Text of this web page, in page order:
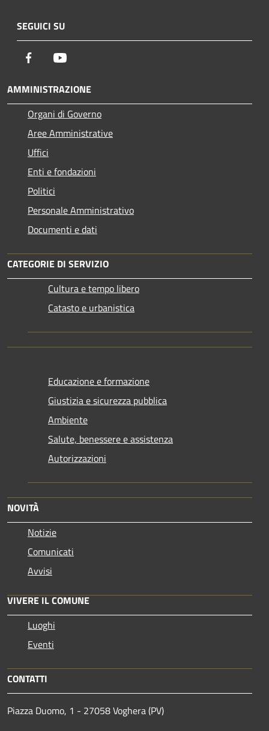
SEGUICI SU
Facebook
AMMINISTRAZIONE
Organi di Governo
Aree Amministrative
Uffici
Enti e fondazioni
Politici
Personale Amministrativo
Documenti e dati
CATEGORIE DI SERVIZIO
Cultura e tempo libero
Catasto e urbanistica
Educazione e formazione
Giustizia e sicurezza pubblica
Ambiente
Salute, benessere e assistenza
Autorizzazioni
NOVITÀ
Notizie
Comunicati
Avvisi
VIVERE IL COMUNE
Luoghi
Eventi
CONTATTI
Piazza Duomo, 1 - 27058 Voghera (PV)